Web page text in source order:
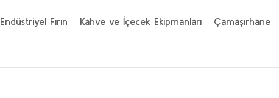
Endüstriyel Fırın Kahve ve İçecek Ekipmanları Çamaşırhane